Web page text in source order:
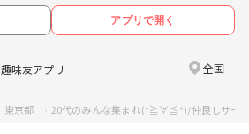
アプリで開く
趣味友アプリ 全国
東京都 20代のみんな集まれ(*≧∀≦*)/仲良しサー